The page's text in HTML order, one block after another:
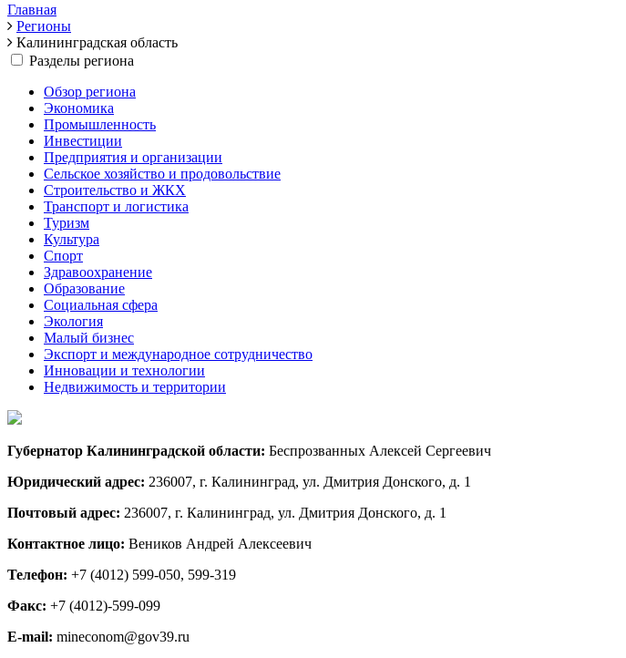
Главная
Регионы
Калининградская область
Разделы региона
Обзор региона
Экономика
Промышленность
Инвестиции
Предприятия и организации
Сельское хозяйство и продовольствие
Строительство и ЖКХ
Транспорт и логистика
Туризм
Культура
Спорт
Здравоохранение
Образование
Социальная сфера
Экология
Малый бизнес
Экспорт и международное сотрудничество
Инновации и технологии
Недвижимость и территории
Губернатор Калининградской области: Беспрозванных Алексей Сергеевич
Юридический адрес: 236007, г. Калининград, ул. Дмитрия Донского, д. 1
Почтовый адрес: 236007, г. Калининград, ул. Дмитрия Донского, д. 1
Контактное лицо: Веников Андрей Алексеевич
Телефон: +7 (4012) 599-050, 599-319
Факс: +7 (4012)-599-099
E-mail: mineconom@gov39.ru